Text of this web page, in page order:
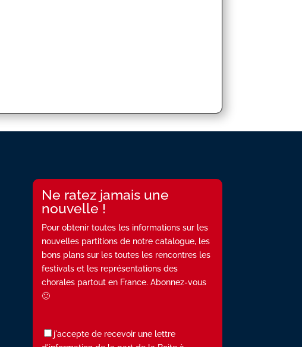
Ne ratez jamais une
nouvelle !
Pour obtenir toutes les informations sur les
nouvelles partitions de notre catalogue, les
bons plans sur les toutes les rencontres les
festivals et les représentations des
chorales partout en France. Abonnez-vous
🙂
j'accepte de recevoir une lettre